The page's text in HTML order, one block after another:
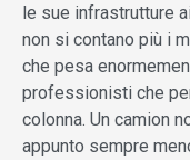
le sue infrastrutture
non si contano più i
che pesa
professionisti che
colonna. Un camion
appunto sempre